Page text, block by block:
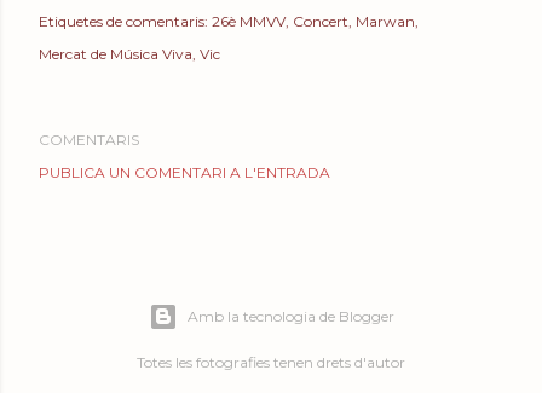
Etiquetes de comentaris: 26è MMVV Concert Marwan
Mercat de Música Viva Vic
COMENTARIS
PUBLICA UN COMENTARI A L'ENTRADA
Amb la tecnologia de Blogger
Totes les fotografies tenen drets d'autor